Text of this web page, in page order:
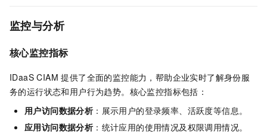
监控与分析
核心监控指标
IDaaS CIAM 提供了全面的监控能力，帮助企业实时了解身份服
务的运行状态和用户行为趋势。核心监控指标包括：
用户访问数据分析：展示用户的登录频率、活跃度等信息。
应用访问数据分析：统计应用的使用情况及权限调用情况。